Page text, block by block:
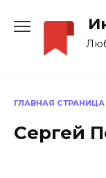
содержанию
ГЛАВНАЯ СТРАНИЦА
Сергей